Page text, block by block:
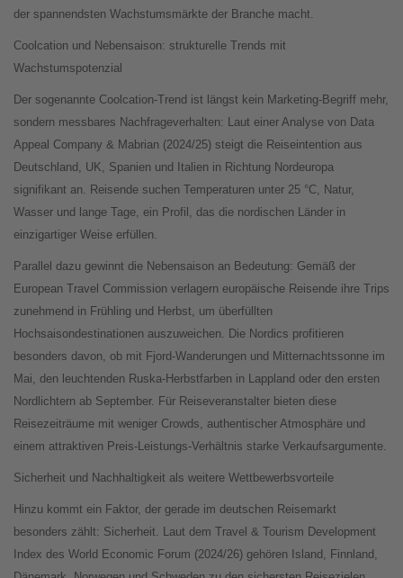
der spannendsten Wachstumsmärkte der Branche macht.
Coolcation und Nebensaison: strukturelle Trends mit
Wachstumspotenzial
Der sogenannte Coolcation-Trend ist längst kein Marketing-Begriff mehr,
sondern messbares Nachfrageverhalten: Laut einer Analyse von Data
Appeal Company & Mabrian (2024/25) steigt die Reiseintention aus
Deutschland, UK, Spanien und Italien in Richtung Nordeuropa
signifikant an. Reisende suchen Temperaturen unter 25 °C, Natur,
Wasser und lange Tage, ein Profil, das die nordischen Länder in
einzigartiger Weise erfüllen.
Parallel dazu gewinnt die Nebensaison an Bedeutung: Gemäß der
European Travel Commission verlagern europäische Reisende ihre Trips
zunehmend in Frühling und Herbst, um überfüllten
Hochsaisondestinationen auszuweichen. Die Nordics profitieren
besonders davon, ob mit Fjord-Wanderungen und Mitternachtssonne im
Mai, den leuchtenden Ruska-Herbstfarben in Lappland oder den ersten
Nordlichtern ab September. Für Reiseveranstalter bieten diese
Reisezeiträume mit weniger Crowds, authentischer Atmosphäre und
einem attraktiven Preis-Leistungs-Verhältnis starke Verkaufsargumente.
Sicherheit und Nachhaltigkeit als weitere Wettbewerbsvorteile
Hinzu kommt ein Faktor, der gerade im deutschen Reisemarkt
besonders zählt: Sicherheit. Laut dem Travel & Tourism Development
Index des World Economic Forum (2024/26) gehören Island, Finnland,